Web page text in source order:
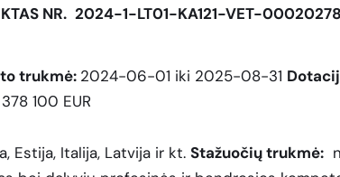
NR. 2024-1-LT01-KA121-VET-
trukmė: 2024-06-01 iki 2025-08-31
378 100 EUR
Estija, Italija, Latvija ir kt.Stažuočių trukmė: